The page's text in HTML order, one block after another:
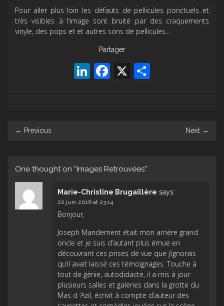
Pour aller plus loin les défauts de pellicules ponctuels et
très visibles à l’image sont bruité par des craquements
vinyle, des pops et et autres sons de pellicules…
Partager
LinkedIn
Facebook
X
navigation
← Previous Next →
One thought on “Images Retrouvées”
Marie-Christine Brugaillère says:
22 juin 2016 at 23:14
Bonjour,
Joseph Mandement était mon arrière grand
oncle et je suis d’autant plus émue en
découvrant ces prises de vue que j’ignorais
qu’il avait laissé ces témoignages. Touche à
tout de génie, autodidacte, il a mis à jour
plusieurs salles et galeries dans la grotte du
Mas d ‘Azil, écrivit à compte d’auteur des